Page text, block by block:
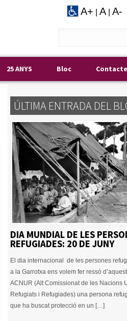
A+ A A-
25 ANYS Bloc Contacte
ÚLTIMA ENTRADA DEL
DIA MUNDIAL DE LES
REFUGIADES: 20 DE JUNY
El dia internacional de les persones
a la Garrotxa ens volem fer ressò
ACNUR (Alt Comissionat de les Nacions
Refugiats i Refugiades) una persona
que ha buscat protecció en un […]